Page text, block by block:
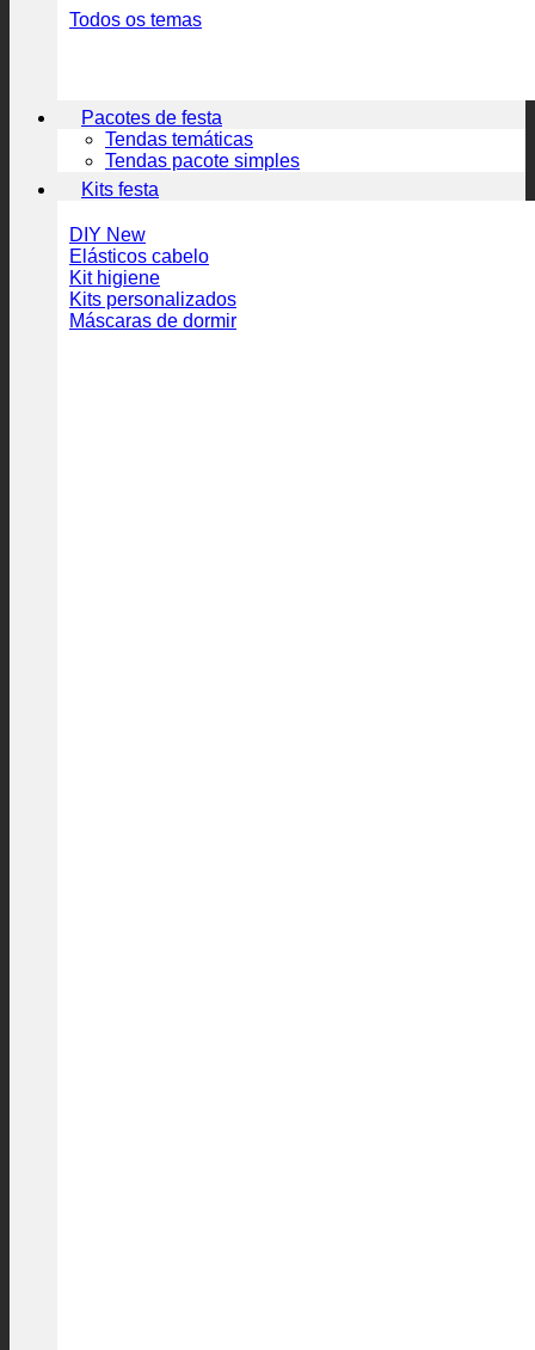
Todos os temas
Pacotes de festa
Tendas temáticas
Tendas pacote simples
Kits festa
DIY
Elásticos cabelo
Kit higiene
Kits personalizados
Máscaras de dormir